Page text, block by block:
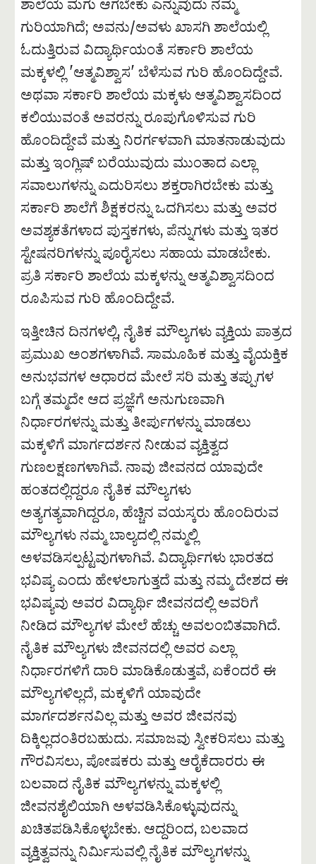
ಶಾಲೆಯ ಮಗು ಆಗಬೇಕು ಎನ್ನುವುದು ನಮ್ಮ
ಗುರಿಯಾಗಿದೆ; ಅವನು/ಅವಳು ಖಾಸಗಿ ಶಾಲೆಯಲ್ಲಿ
ಓದುತ್ತಿರುವ ವಿದ್ಯಾರ್ಥಿಯಂತೆ ಸರ್ಕಾರಿ ಶಾಲೆಯ
ಮಕ್ಕಳಲ್ಲಿ 'ಆತ್ಮವಿಶ್ವಾಸ' ಬೆಳೆಸುವ ಗುರಿ ಹೊಂದಿದ್ದೇವೆ.
ಅಥವಾ ಸರ್ಕಾರಿ ಶಾಲೆಯ ಮಕ್ಕಳು ಆತ್ಮವಿಶ್ವಾಸದಿಂದ
ಕಲಿಯುವಂತೆ ಅವರನ್ನು ರೂಪುಗೊಳಿಸುವ ಗುರಿ
ಹೊಂದಿದ್ದೇವೆ ಮತ್ತು ನಿರರ್ಗಳವಾಗಿ ಮಾತನಾಡುವುದು
ಮತ್ತು ಇಂಗ್ಲಿಷ್ ಬರೆಯುವುದು ಮುಂತಾದ ಎಲ್ಲಾ
ಸವಾಲುಗಳನ್ನು ಎದುರಿಸಲು ಶಕ್ತರಾಗಿರಬೇಕು ಮತ್ತು
ಸರ್ಕಾರಿ ಶಾಲೆಗೆ ಶಿಕ್ಷಕರನ್ನು ಒದಗಿಸಲು ಮತ್ತು ಅವರ
ಅವಶ್ಯಕತೆಗಳಾದ ಪುಸ್ತಕಗಳು, ಪೆನ್ನುಗಳು ಮತ್ತು ಇತರ
ಸ್ಟೇಷನರಿಗಳನ್ನು ಪೂರೈಸಲು ಸಹಾಯ ಮಾಡಬೇಕು.
ಪ್ರತಿ ಸರ್ಕಾರಿ ಶಾಲೆಯ ಮಕ್ಕಳನ್ನು ಆತ್ಮವಿಶ್ವಾಸದಿಂದ
ರೂಪಿಸುವ ಗುರಿ ಹೊಂದಿದ್ದೇವೆ.
ಇತ್ತೀಚಿನ ದಿನಗಳಲ್ಲಿ, ನೈತಿಕ ಮೌಲ್ಯಗಳು ವ್ಯಕ್ತಿಯ ಪಾತ್ರದ
ಪ್ರಮುಖ ಅಂಶಗಳಾಗಿವೆ. ಸಾಮೂಹಿಕ ಮತ್ತು ವೈಯಕ್ತಿಕ
ಅನುಭವಗಳ ಆಧಾರದ ಮೇಲೆ ಸರಿ ಮತ್ತು ತಪ್ಪುಗಳ
ಬಗ್ಗೆ ತಮ್ಮದೇ ಆದ ಪ್ರಜ್ಞೆಗೆ ಅನುಗುಣವಾಗಿ
ನಿರ್ಧಾರಗಳನ್ನು ಮತ್ತು ತೀರ್ಪುಗಳನ್ನು ಮಾಡಲು
ಮಕ್ಕಳಿಗೆ ಮಾರ್ಗದರ್ಶನ ನೀಡುವ ವ್ಯಕ್ತಿತ್ವದ
ಗುಣಲಕ್ಷಣಗಳಾಗಿವೆ. ನಾವು ಜೀವನದ ಯಾವುದೇ
ಹಂತದಲ್ಲಿದ್ದರೂ ನೈತಿಕ ಮೌಲ್ಯಗಳು
ಅತ್ಯಗತ್ಯವಾಗಿದ್ದರೂ, ಹೆಚ್ಚಿನ ವಯಸ್ಕರು ಹೊಂದಿರುವ
ಮೌಲ್ಯಗಳು ನಮ್ಮ ಬಾಲ್ಯದಲ್ಲಿ ನಮ್ಮಲ್ಲಿ
ಅಳವಡಿಸಲ್ಪಟ್ಟವುಗಳಾಗಿವೆ. ವಿದ್ಯಾರ್ಥಿಗಳು ಭಾರತದ
ಭವಿಷ್ಯ ಎಂದು ಹೇಳಲಾಗುತ್ತದೆ ಮತ್ತು ನಮ್ಮ ದೇಶದ ಈ
ಭವಿಷ್ಯವು ಅವರ ವಿದ್ಯಾರ್ಥಿ ಜೀವನದಲ್ಲಿ ಅವರಿಗೆ
ನೀಡಿದ ಮೌಲ್ಯಗಳ ಮೇಲೆ ಹೆಚ್ಚು ಅವಲಂಬಿತವಾಗಿದೆ.
ನೈತಿಕ ಮೌಲ್ಯಗಳು ಜೀವನದಲ್ಲಿ ಅವರ ಎಲ್ಲಾ
ನಿರ್ಧಾರಗಳಿಗೆ ದಾರಿ ಮಾಡಿಕೊಡುತ್ತವೆ, ಏಕೆಂದರೆ ಈ
ಮೌಲ್ಯಗಳಿಲ್ಲದೆ, ಮಕ್ಕಳಿಗೆ ಯಾವುದೇ
ಮಾರ್ಗದರ್ಶನವಿಲ್ಲ ಮತ್ತು ಅವರ ಜೀವನವು
ದಿಕ್ಕಿಲ್ಲದಂತಿರಬಹುದು. ಸಮಾಜವು ಸ್ವೀಕರಿಸಲು ಮತ್ತು
ಗೌರವಿಸಲು, ಪೋಷಕರು ಮತ್ತು ಆರೈಕೆದಾರರು ಈ
ಬಲವಾದ ನೈತಿಕ ಮೌಲ್ಯಗಳನ್ನು ಮಕ್ಕಳಲ್ಲಿ
ಜೀವನಶೈಲಿಯಾಗಿ ಅಳವಡಿಸಿಕೊಳ್ಳುವುದನ್ನು
ಖಚಿತಪಡಿಸಿಕೊಳ್ಳಬೇಕು. ಆದ್ದರಿಂದ, ಬಲವಾದ
ವ್ಯಕ್ತಿತ್ವವನ್ನು ನಿರ್ಮಿಸುವಲ್ಲಿ ನೈತಿಕ ಮೌಲ್ಯಗಳನ್ನು